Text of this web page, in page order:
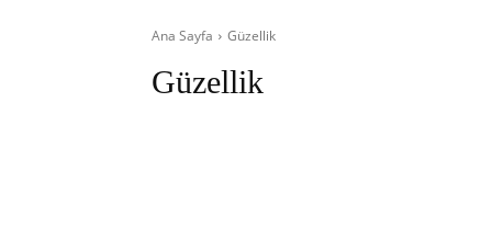
Ana Sayfa Güzellik
Güzellik